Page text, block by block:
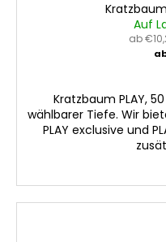
Auf
ab
Kratzbaum PLAY,
wählbarer Tiefe. Wir
PLAY exclusive und